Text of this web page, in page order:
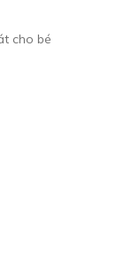
cho bé